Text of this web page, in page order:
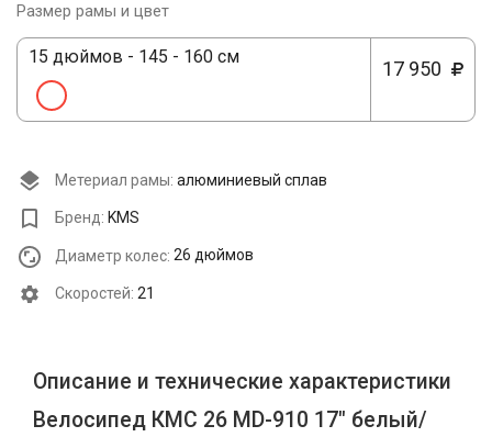
Размер рамы и цвет
15 дюймов - 145 - 160 см
17 950
Метериал рамы: алюминиевый сплав
Бренд: KMS
Диаметр колес: 26 дюймов
Cкоростей: 21
Описание и технические характеристики
Велосипед КМС 26 MD-910 17" белый/